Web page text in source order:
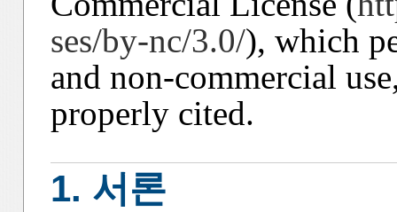
ses/by-nc/3.0/), which
and non-commercial
properly cited.
1. 서론